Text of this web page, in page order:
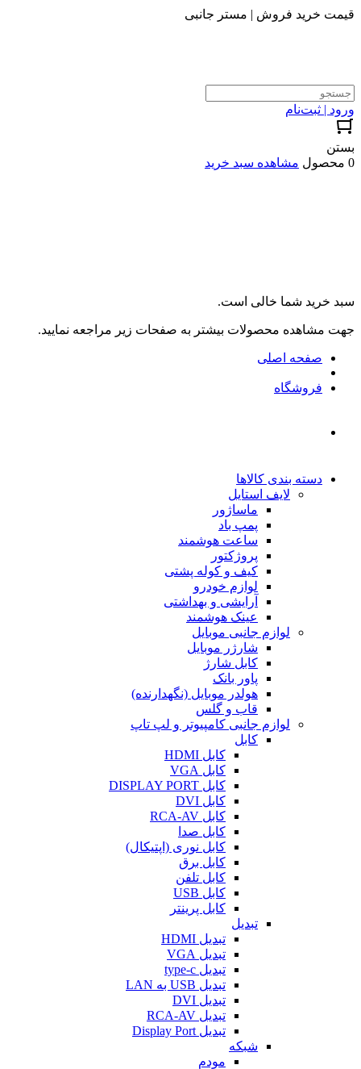
قیمت خرید فروش | مستر جانبی
ورود | ثبت‌نام
بستن
0 محصول
مشاهده سبد خرید
سبد خرید شما خالی است.
جهت مشاهده محصولات بیشتر به صفحات زیر مراجعه نمایید.
صفحه اصلی
فروشگاه
دسته بندی کالاها
لایف استایل
ماساژور
پمپ باد
ساعت هوشمند
پروژکتور
کیف و کوله پشتی
لوازم خودرو
آرایشی و بهداشتی
عینک هوشمند
لوازم جانبی موبایل
شارژر موبایل
کابل شارژ
پاور بانک
هولدر موبایل (نگهدارنده)
قاب و گلس
لوازم جانبی کامپیوتر و لپ تاپ
کابل
کابل HDMI
کابل VGA
کابل DISPLAY PORT
کابل DVI
کابل RCA-AV
کابل صدا
کابل نوری (اپتیکال)
کابل برق
کابل تلفن
کابل USB
کابل پرینتر
تبدیل
تبدیل HDMI
تبدیل VGA
تبدیل type-c
تبدیل USB به LAN
تبدیل DVI
تبدیل RCA-AV
تبدیل Display Port
شبکه
مودم